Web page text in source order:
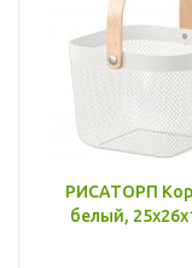
РИСАТОРП
белый,